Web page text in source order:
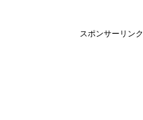
スポンサーリンク